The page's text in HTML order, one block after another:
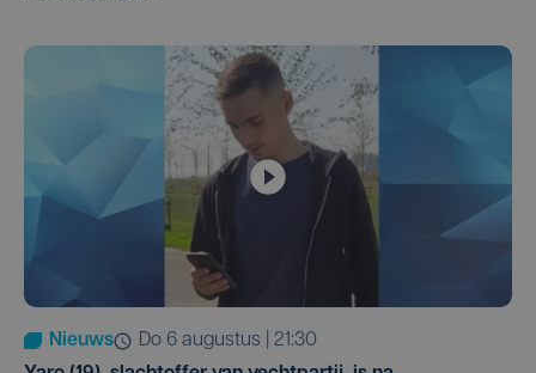
Nieuws
do 6 augustus | 21:30